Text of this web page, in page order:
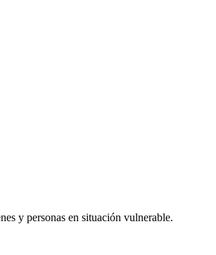
y personas en situación vulnerable.